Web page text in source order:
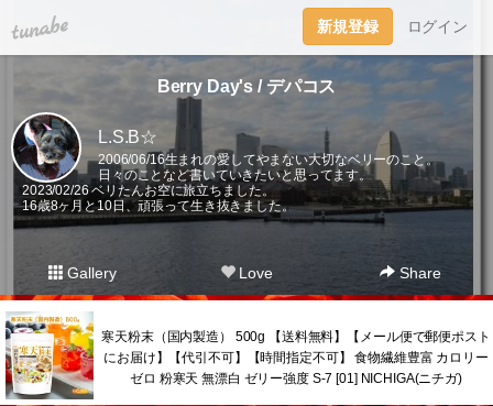
tuna.be 新規登録 ログイン
Berry Day's / デパコス
L.S.B☆
2006/06/16生まれの愛してやまない大切なベリーのこと。
日々のことなど書いていきたいと思ってます。
2023/02/26 ベリたんお空に旅立ちました。
16歳8ヶ月と10日、頑張って生き抜きました。
Gallery Love Share
寒天粉末（国内製造） 500g 【送料無料】【メール便で郵便ポスト
にお届け】【代引不可】【時間指定不可】 食物繊維豊富 カロリー
ゼロ 粉寒天 無漂白 ゼリー強度 S-7 [01] NICHIGA(ニチガ)